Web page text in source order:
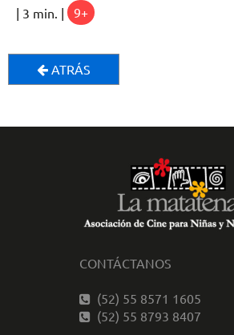
| 3 min. |
9+
ATRÁS
CONTÁCTANOS
(52) 55 8571 1605
(52) 55 8793 8407